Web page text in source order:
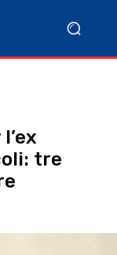
tre